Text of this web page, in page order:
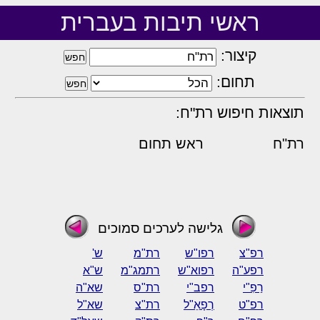
ראשי תיבות בעברית
קיצור:
תחום:
תוצאות חיפוש רת"ח:
רת"ח ראש תחום
גלישה לערכים סמוכים
רפ"צ רפו"ש רת"מ
ש'
רפע"ה
רפוא"ש רתמג"מ
ש"א
רַפִ"י
רפב"י רת"ס
שא"ה
רפ"ט
רְפָאֵ"ל רת"צ
שא"ל